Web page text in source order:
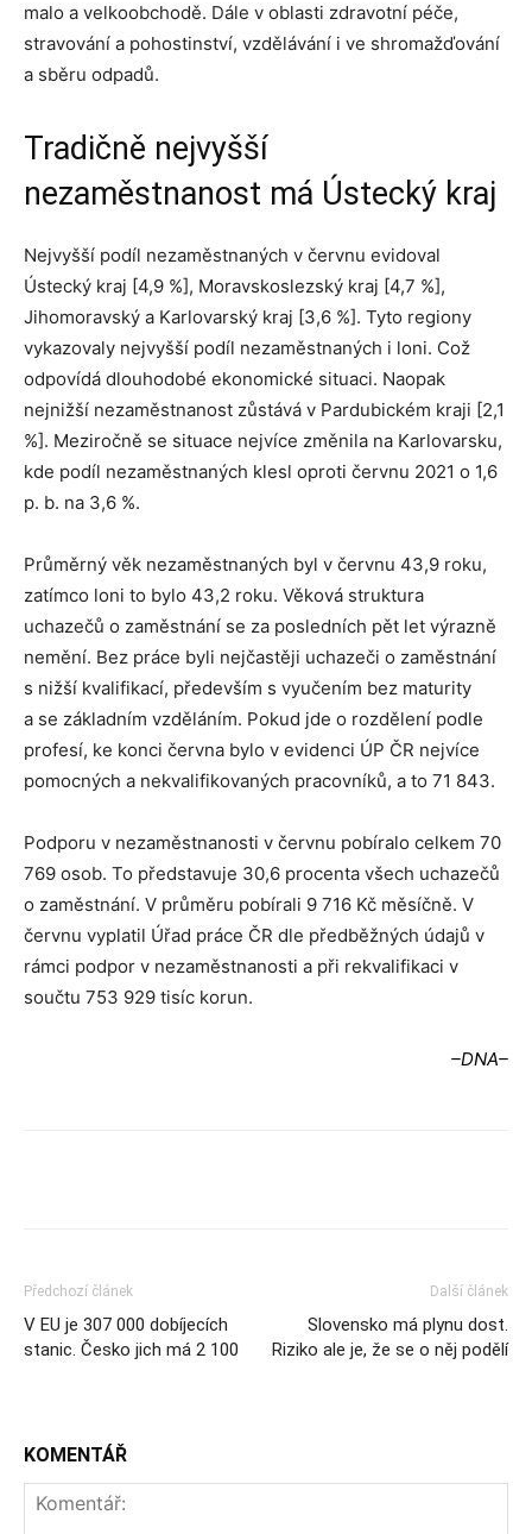
malo a velkoobchodě. Dále v oblasti zdravotní péče,
stravování a pohostinství, vzdělávání i ve shromažďování
a sběru odpadů.
Tradičně nejvyšší
nezaměstnanost má Ústecký kraj
Nejvyšší podíl nezaměstnaných v červnu evidoval
Ústecký kraj [4,9 %], Moravskoslezský kraj [4,7 %],
Jihomoravský a Karlovarský kraj [3,6 %]. Tyto regiony
vykazovaly nejvyšší podíl nezaměstnaných i loni. Což
odpovídá dlouhodobé ekonomické situaci. Naopak
nejnižší nezaměstnanost zůstává v Pardubickém kraji [2,1
%]. Meziročně se situace nejvíce změnila na Karlovarsku,
kde podíl nezaměstnaných klesl oproti červnu 2021 o 1,6
p. b. na 3,6 %.
Průměrný věk nezaměstnaných byl v červnu 43,9 roku,
zatímco loni to bylo 43,2 roku. Věková struktura
uchazečů o zaměstnání se za posledních pět let výrazně
nemění. Bez práce byli nejčastěji uchazeči o zaměstnání
s nižší kvalifikací, především s vyučením bez maturity
a se základním vzděláním. Pokud jde o rozdělení podle
profesí, ke konci června bylo v evidenci ÚP ČR nejvíce
pomocných a nekvalifikovaných pracovníků, a to 71 843.
Podporu v nezaměstnanosti v červnu pobíralo celkem 70
769 osob. To představuje 30,6 procenta všech uchazečů
o zaměstnání. V průměru pobírali 9 716 Kč měsíčně. V
červnu vyplatil Úřad práce ČR dle předběžných údajů v
rámci podpor v nezaměstnanosti a při rekvalifikaci v
součtu 753 929 tisíc korun.
–DNA–
Předchozí článek
V EU je 307 000 dobíjecích
stanic. Česko jich má 2 100
Další článek
Slovensko má plynu dost.
Riziko ale je, že se o něj podělí
KOMENTÁŘ